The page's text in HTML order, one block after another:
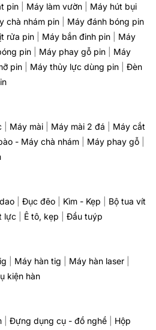
pin Máy làm vườn
Máy hút bụi
chà nhám pin
Máy đánh bóng pin
rửa pin Máy bắn đinh pin
Máy
pin Máy phay gỗ pin
Máy
pin Máy thủy lực dùng pin
Đèn
Máy mài Máy mài 2 đá
Máy cắt
- Máy chà nhám Máy phay gỗ
Đục đẽo Kìm - Kẹp
Bộ tua vít
lực Ê tô, kẹp Đầu tuýp
Máy hàn tig Máy hàn laser
kiện hàn
Đựng dụng cụ - đồ nghề
Hộp